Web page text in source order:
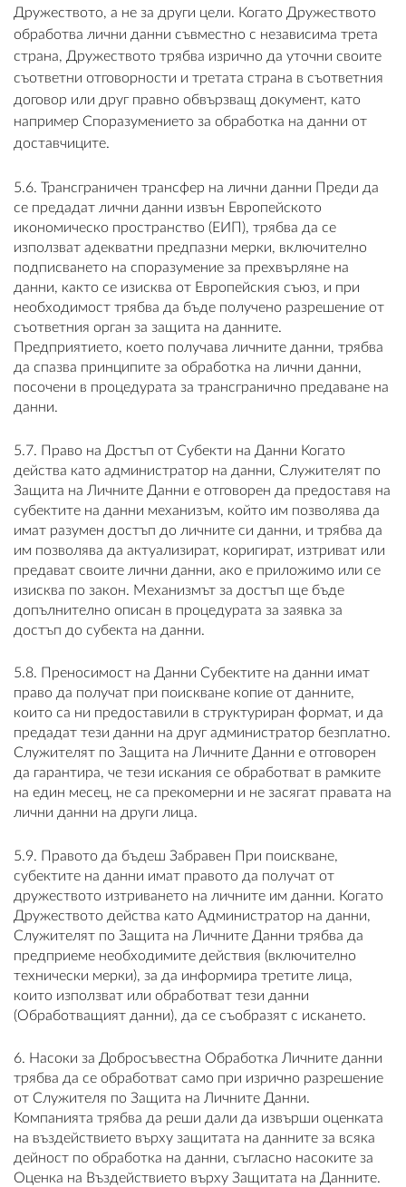
Дружеството, а не за други цели. Когато Дружеството
обработва лични данни съвместно с независима трета
страна, Дружеството трябва изрично да уточни своите
съответни отговорности и третата страна в съответния
договор или друг правно обвързващ документ, като
например Споразумението за обработка на данни от
доставчиците.
5.6. Трансграничен трансфер на лични данни Преди да
се предадат лични данни извън Европейското
икономическо пространство (ЕИП), трябва да се
използват адекватни предпазни мерки, включително
подписването на споразумение за прехвърляне на
данни, както се изисква от Европейския съюз, и при
необходимост трябва да бъде получено разрешение от
съответния орган за защита на данните.
Предприятието, което получава личните данни, трябва
да спазва принципите за обработка на лични данни,
посочени в процедурата за трансгранично предаване на
данни.
5.7. Право на Достъп от Субекти на Данни Когато
действа като администратор на данни, Служителят по
Защита на Личните Данни е отговорен да предоставя на
субектите на данни механизъм, който им позволява да
имат разумен достъп до личните си данни, и трябва да
им позволява да актуализират, коригират, изтриват или
предават своите лични данни, ако е приложимо или се
изисква по закон. Механизмът за достъп ще бъде
допълнително описан в процедурата за заявка за
достъп до субекта на данни.
5.8. Преносимост на Данни Субектите на данни имат
право да получат при поискване копие от данните,
които са ни предоставили в структуриран формат, и да
предадат тези данни на друг администратор безплатно.
Служителят по Защита на Личните Данни е отговорен
да гарантира, че тези искания се обработват в рамките
на един месец, не са прекомерни и не засягат правата на
лични данни на други лица.
5.9. Правото да бъдеш Забравен При поискване,
субектите на данни имат правото да получат от
дружеството изтриването на личните им данни. Когато
Дружеството действа като Администратор на данни,
Служителят по Защита на Личните Данни трябва да
предприеме необходимите действия (включително
технически мерки), за да информира третите лица,
които използват или обработват тези данни
(Обработващият данни), да се съобразят с искането.
6. Насоки за Добросъвестна Обработка Личните данни
трябва да се обработват само при изрично разрешение
от Служителя по Защита на Личните Данни.
Компанията трябва да реши дали да извърши оценката
на въздействието върху защитата на данните за всяка
дейност по обработка на данни, съгласно насоките за
Оценка на Въздействието върху Защитата на Данните.